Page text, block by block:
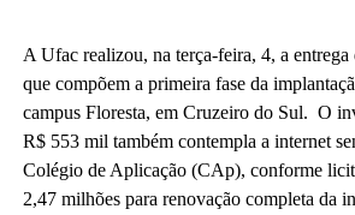
A Ufac realizou, na terça-feira, 4, a entrega
que compõem a primeira fase da
campus Floresta, em Cruzeiro do Sul. O
R$ 553 mil também contempla a internet
Colégio de Aplicação (CAp), conforme
2,47 milhões para renovação completa da